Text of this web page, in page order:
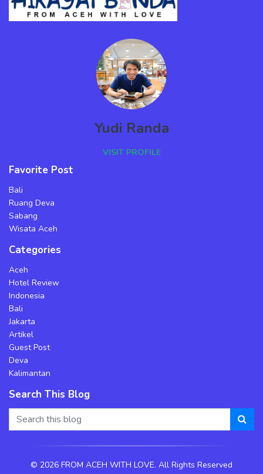
Yudi Randa
VISIT PROFILE
Favorite Post
Bali
Ruang Deva
Sabang
Wisata Aceh
Categories
Aceh
Hotel Review
Indonesia
Bali
Jakarta
Artikel
Guest Post
Deva
Kalimantan
Search This Blog
© 2026 FROM ACEH WITH LOVE. All Rights Reserved